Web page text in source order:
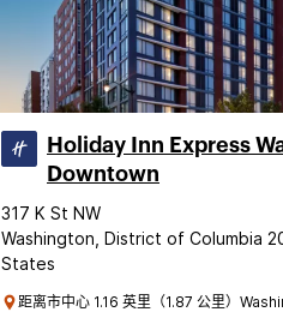
Holiday Inn Express
Downtown
317 K St NW
Washington, District of Columbia
States
距离市中心 1.16 英里（1.87 公里）